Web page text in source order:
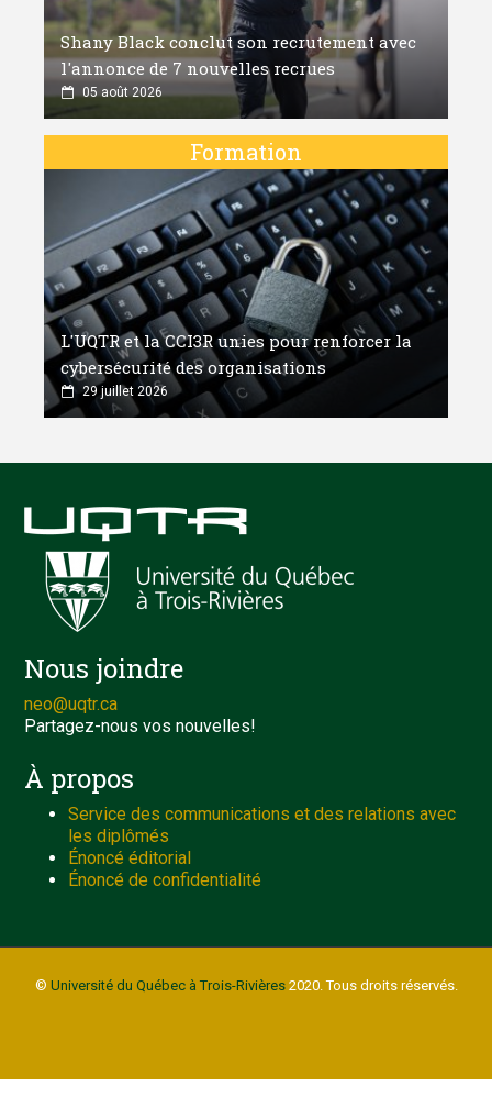
Shany Black conclut son recrutement avec
l'annonce de 7 nouvelles recrues
05 août 2026
Formation
L'UQTR et la CCI3R unies pour renforcer la
cybersécurité des organisations
29 juillet 2026
Nous joindre
neo@uqtr.ca
Partagez-nous vos nouvelles!
À propos
Service des communications et des relations avec
les diplômés
Énoncé éditorial
Énoncé de confidentialité
© Université du Québec à Trois-Rivières2020. Tous droits réservés.